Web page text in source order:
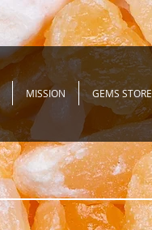
MISSION GEMS STORE